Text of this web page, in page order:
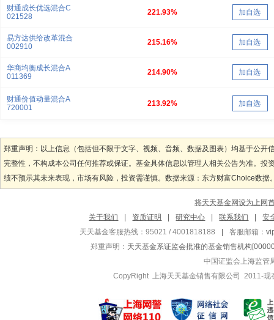
财通成长优选混合C
021528
221.93% 加自选
易方达供给改革混合
002910
215.16% 加自选
华商均衡成长混合A
011369
214.90% 加自选
财通价值动量混合A
720001
213.92% 加自选
郑重声明：以上信息（包括但不限于文字、视频、音频、数据及图表）均基于公
完整性，不构成本公司任何推荐或保证。基金具体信息以管理人相关公告为准。
绩不预示其未来表现，市场有风险，投资需谨慎。数据来源：东方财富Choice数据
将天天基金网设为上网
关于我们
资质证明 研究中心 联系我们
安
天天基金客服热线：95021 / 4001818188
客服邮箱：
郑重声明： 天天基金系证监会批准的基金销售机构
中国证监会上海监管
CopyRight 上海天天基金销售有限公司 2011-